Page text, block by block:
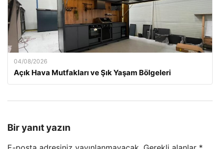
04/08/2026
Açık Hava Mutfakları ve Şık Yaşam Bölgeleri
Bir yanıt yazın